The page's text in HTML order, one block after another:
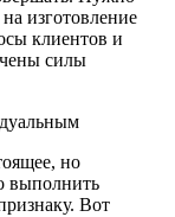
изготовление
клиентов и
силы
но
выполнить
Вот